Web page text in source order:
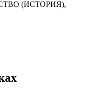
(ИСТОРИЯ),